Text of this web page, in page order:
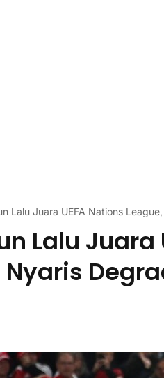
Lalu Juara UEFA Nations
Lalu Juara
Nyaris